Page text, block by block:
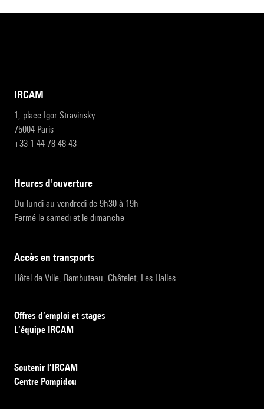
IRCAM
1, place Igor-Stravinsky
75004 Paris
+33 1 44 78 48 43
heures d'ouverture
Du lundi au vendredi de 9h30 à 19h
Fermé le samedi et le dimanche
accès en transports
Hôtel de Ville, Rambuteau, Châtelet, Les Halles
Offres d’emploi et stages
L’équipe IRCAM
Soutenir l’IRCAM
Centre Pompidou